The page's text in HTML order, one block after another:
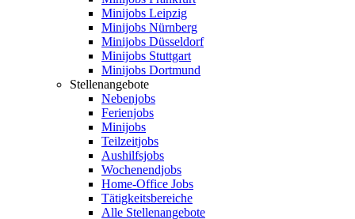
Minijobs Leipzig
Minijobs Nürnberg
Minijobs Düsseldorf
Minijobs Stuttgart
Minijobs Dortmund
Stellenangebote
Nebenjobs
Ferienjobs
Minijobs
Teilzeitjobs
Aushilfsjobs
Wochenendjobs
Home-Office Jobs
Tätigkeitsbereiche
Alle Stellenangebote